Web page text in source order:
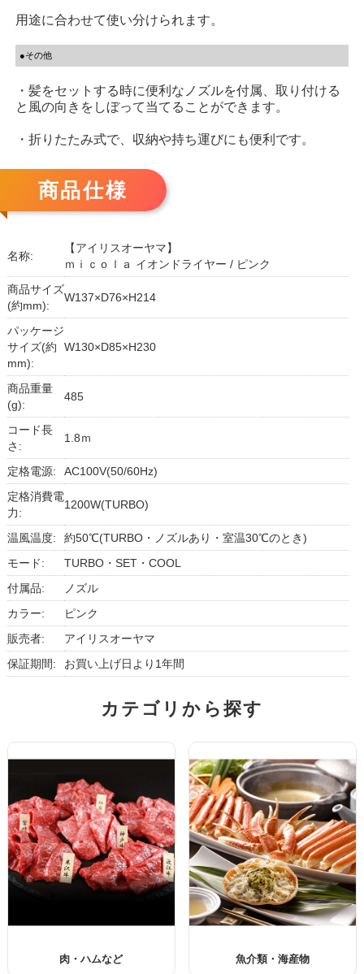
用途に合わせて使い分けられます。
●その他
・髪をセットする時に便利なノズルを付属、取り付ける
と風の向きをしぼって当てることができます。
・折りたたみ式で、収納や持ち運びにも便利です。
商品仕様
名称:
【アイリスオーヤマ】
ｍｉｃｏｌａ イオンドライヤー / ピンク
商品サイズ
(約mm):
W137×D76×H214
パッケージ
サイズ(約
mm):
W130×D85×H230
商品重量
(g):
485
コード長
さ:
1.8ｍ
定格電源:
AC100V(50/60Hz)
定格消費電
力:
1200W(TURBO)
温風温度:
約50℃(TURBO・ノズルあり・室温30℃のとき)
モード:
TURBO・SET・COOL
付属品:
ノズル
カラー:
ピンク
販売者:
アイリスオーヤマ
保証期間:
お買い上げ日より1年間
カテゴリから探す
肉・ハムなど 魚介類・海産物